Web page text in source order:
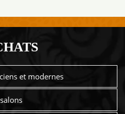
et modernes
salons